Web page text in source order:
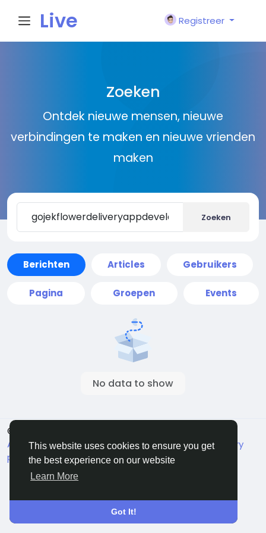
This website uses cookies to ensure you get
the best experience on our website
Learn More
Got It!
Live
Registreer
Zoeken
Ontdek nieuwe mensen, nieuwe
verbindingen te maken en nieuwe vrienden
maken
Zoeken
Berichten Articles Gebruikers
Pagina Groepen Events
No data to show
© 2026 Live City In
About Voorwaarden Privacy
Shipping and delivery
policy
Refund and return policy Contact Us
Bedrijvengids